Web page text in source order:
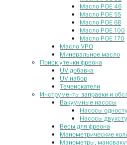
Масло POE 46
Масло POE 55
Масло POE 68
Масло POE 100
Масло POE 170
Масло VPO
Минеральное масло
Поиск утечки фреона
UV добавка
UV набор
Течеискатели
Инструменты заправки и
Вакуумные насосы
Насосы
Насосы
Весы для фреона
Манометрические
Манометры,